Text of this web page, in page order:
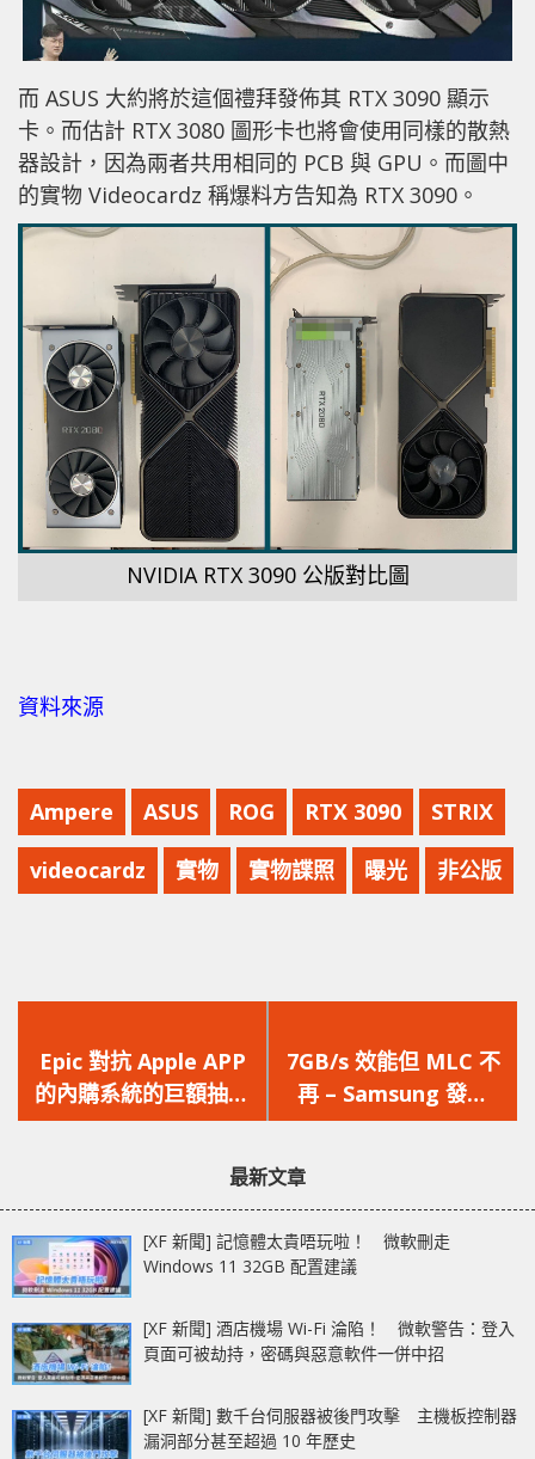
而 ASUS 大約將於這個禮拜發佈其 RTX 3090 顯示
卡。而估計 RTX 3080 圖形卡也將會使用同樣的散熱
器設計，因為兩者共用相同的 PCB 與 GPU。而圖中
的實物 Videocardz 稱爆料方告知為 RTX 3090。
NVIDIA RTX 3090 公版對比圖
資料來源
Ampere ASUS ROG RTX 3090 STRIX
videocardz 實物 實物諜照 曝光 非公版
一
篇
文
Epic 對抗 Apple APP
的內購系統的巨額抽成
失敗「要塞英雄」依舊
一
篇
文
7GB/s 效能但 MLC 不
再 – Samsung 發佈
980 Pro PCI-E 4.0 旗
最新文章
[XF 新聞] 記憶體太貴唔玩啦！ 微軟刪走
Windows 11 32GB 配置建議
[XF 新聞] 酒店機場 Wi-Fi 淪陷！ 微軟警告：登入
頁面可被劫持，密碼與惡意軟件一併中招
[XF 新聞] 數千台伺服器被後門攻擊 主機板控制器
漏洞部分甚至超過 10 年歷史